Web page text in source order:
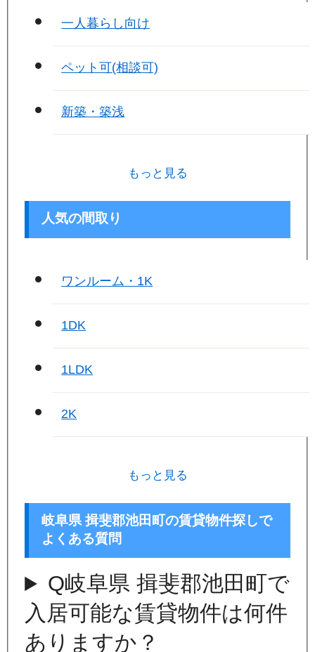
一人暮らし向け
ペット可(相談可)
新築・築浅
もっと見る
人気の間取り
ワンルーム・1K
1DK
1LDK
2K
もっと見る
岐阜県 揖斐郡池田町の賃貸物件探しで
よくある質問
Q岐阜県 揖斐郡池田町で
入居可能な賃貸物件は何件
ありますか？